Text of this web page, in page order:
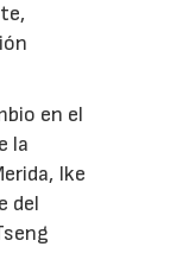
en el
la
Ike
del